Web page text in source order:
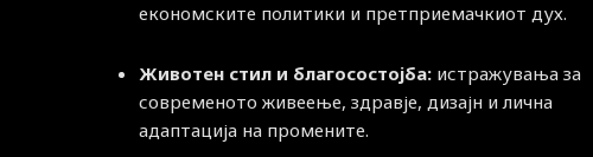
економските политики и претприемачкиот дух.
Животен стил и благосостојба: истражувања за
современото живеење, здравје, дизајн и лична
адаптација на промените.